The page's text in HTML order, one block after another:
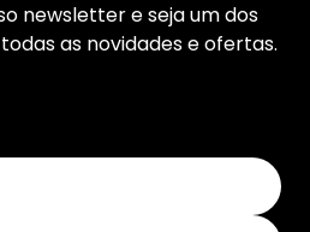
newsletter e seja um dos
as novidades e ofertas.